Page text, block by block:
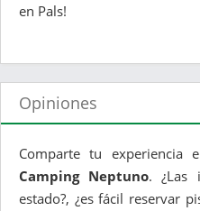
en Pals!
Opiniones
Comparte tu experiencia
Camping Neptuno. ¿Las
estado?, ¿es fácil reservar